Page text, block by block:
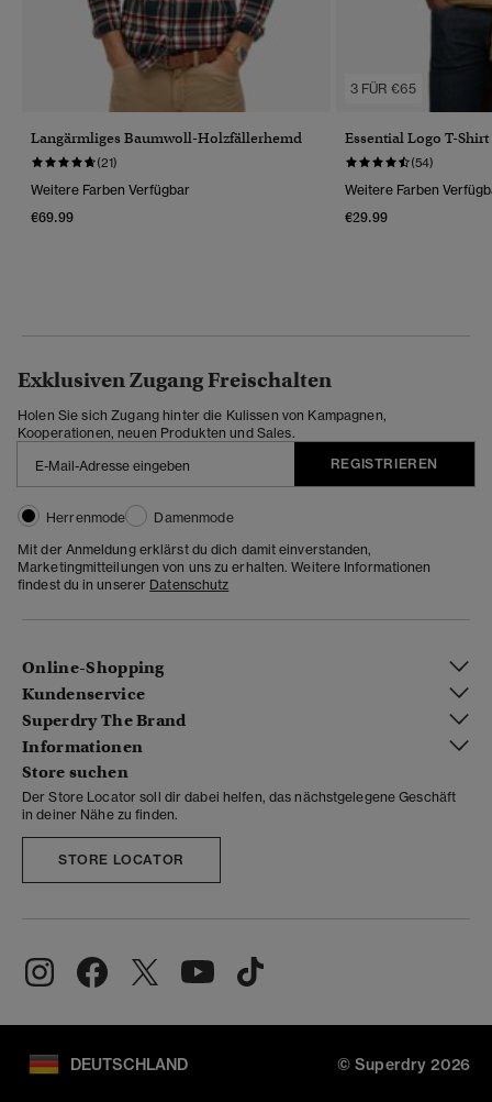
Langärmliges Baumwoll-Holzfällerhemd
(21)
Weitere Farben Verfügbar
€69.99
3 FÜR €65
Essential Logo T-Shirt
(54)
Weitere Farben
€29.99
Exklusiven Zugang Freischalten
Holen Sie sich Zugang hinter die Kulissen von Kampagnen,
Kooperationen, neuen Produkten und Sales.
REGISTRIEREN
Herrenmode
Damenmode
Mit der Anmeldung erklärst du dich damit einverstanden,
Marketingmitteilungen von uns zu erhalten. Weitere Informationen
findest du in unserer Datenschutz
Online-Shopping
Kundenservice
Superdry The Brand
Informationen
Store suchen
Der Store Locator soll dir dabei helfen, das nächstgelegene Geschäft
in deiner Nähe zu finden.
STORE LOCATOR
DEUTSCHLAND © Superdry 2026